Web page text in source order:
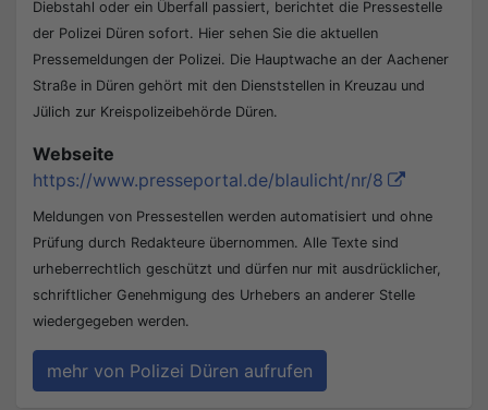
Diebstahl oder ein Überfall passiert, berichtet die Pressestelle
der Polizei Düren sofort. Hier sehen Sie die aktuellen
Pressemeldungen der Polizei. Die Hauptwache an der Aachener
Straße in Düren gehört mit den Dienststellen in Kreuzau und
Jülich zur Kreispolizeibehörde Düren.
Webseite
https://www.presseportal.de/blaulicht/nr/8
Meldungen von Pressestellen werden automatisiert und ohne
Prüfung durch Redakteure übernommen. Alle Texte sind
urheberrechtlich geschützt und dürfen nur mit ausdrücklicher,
schriftlicher Genehmigung des Urhebers an anderer Stelle
wiedergegeben werden.
mehr von Polizei Düren aufrufen